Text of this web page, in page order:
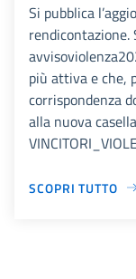
Si pubblica
rendicontazione.
più attiva e che,
corrispondenza
alla nuova
SCOPRI TUTTO